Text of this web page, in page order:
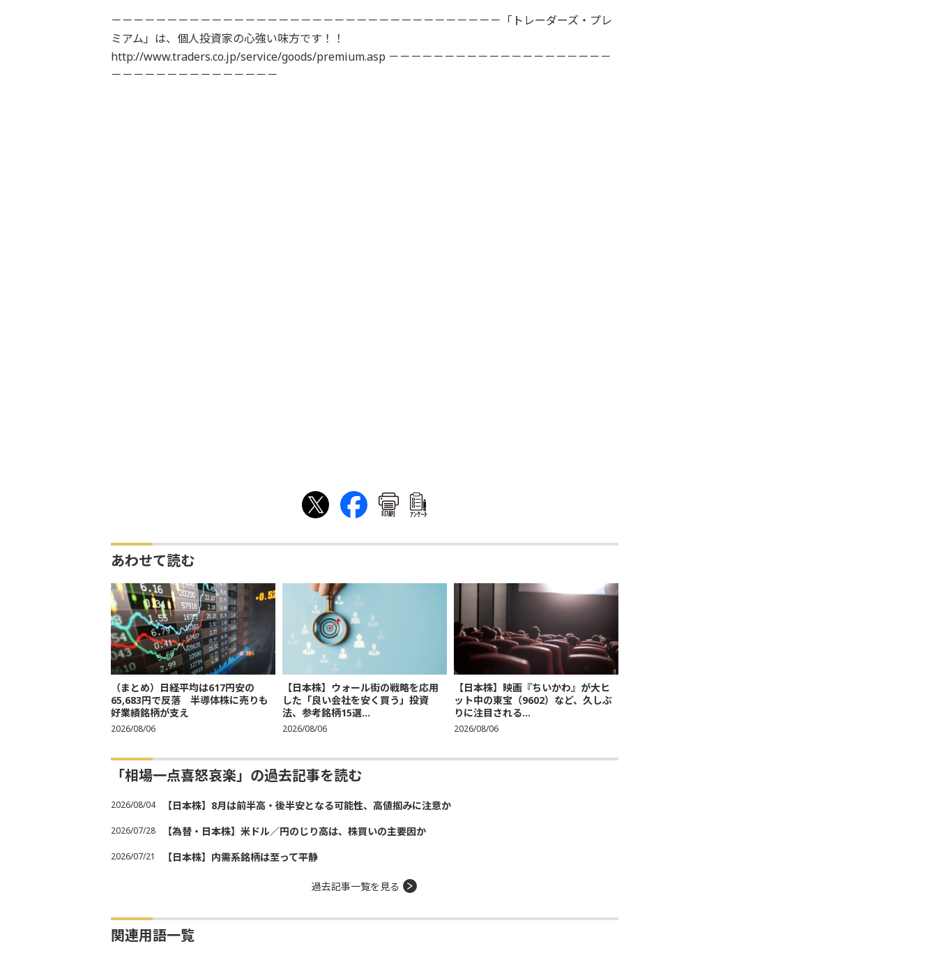
－－－－－－－－－－－－－－－－－－－－－－－－－－－－－－－－－－－「トレーダーズ・プレ
ミアム」は、個人投資家の心強い味方です！！
http://www.traders.co.jp/service/goods/premium.asp －－－－－－－－－－－－－－－－－－－－
－－－－－－－－－－－－－－－
印刷 ｱﾝｹｰﾄ
あわせて読む
（まとめ）日経平均は617円安の
65,683円で反落 半導体株に売りも
好業績銘柄が支え
2026/08/06
【日本株】ウォール街の戦略を応用
した「良い会社を安く買う」投資
法、参考銘柄15選...
2026/08/06
【日本株】映画『ちいかわ』が大ヒ
ット中の東宝（9602）など、久しぶ
りに注目される...
2026/08/06
「相場一点喜怒哀楽」の過去記事を読む
2026/08/04 【日本株】8月は前半高・後半安となる可能性、高値掴みに注意か
2026/07/28 【為替・日本株】米ドル／円のじり高は、株買いの主要因か
2026/07/21 【日本株】内需系銘柄は至って平静
過去記事一覧を見る
関連用語一覧